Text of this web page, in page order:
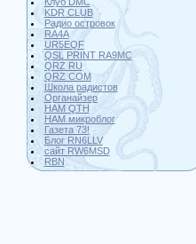
KDR CLUB
Радио островок
RA4A
UR5EQF
QSL PRINT RA9MC
QRZ RU
QRZ COM
Школа радистов
Органайзер
HAM QTH
HAM микроблог
Газета 73!
Блог RN6LLV
сайт RW6MSD
RBN